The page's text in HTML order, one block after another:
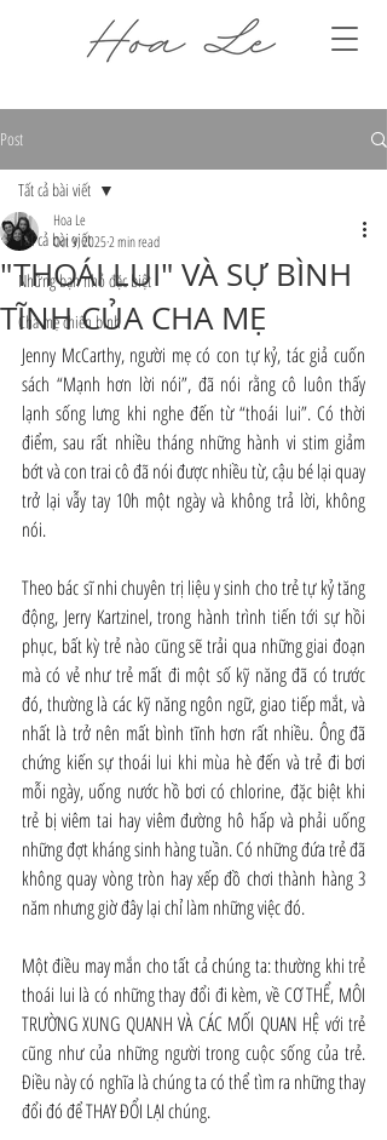
Post
Tất cả bài viết
Những bạn nhỏ đặc biệt
Cha mẹ chiến binh
Tất cả bài viết
"THOÁI LUI" VÀ SỰ BÌNH
TĨNH CỦA CHA MẸ
Hoa Le
Oct 9, 20252 min read
Jenny McCarthy, người mẹ có con tự kỷ, tác giả cuốn
sách “Mạnh hơn lời nói”, đã nói rằng cô luôn thấy
lạnh sống lưng khi nghe đến từ “thoái lui”. Có thời
điểm, sau rất nhiều tháng những hành vi stim giảm
bớt và con trai cô đã nói được nhiều từ, cậu bé lại quay
trở lại vẫy tay 10h một ngày và không trả lời, không
nói.
Theo bác sĩ nhi chuyên trị liệu y sinh cho trẻ tự kỷ tăng
động, Jerry Kartzinel, trong hành trình tiến tới sự hồi
phục, bất kỳ trẻ nào cũng sẽ trải qua những giai đoạn
mà có vẻ như trẻ mất đi một số kỹ năng đã có trước
đó, thường là các kỹ năng ngôn ngữ, giao tiếp mắt, và
nhất là trở nên mất bình tĩnh hơn rất nhiều. Ông đã
chứng kiến sự thoái lui khi mùa hè đến và trẻ đi bơi
mỗi ngày, uống nước hồ bơi có chlorine, đặc biệt khi
trẻ bị viêm tai hay viêm đường hô hấp và phải uống
những đợt kháng sinh hàng tuần. Có những đứa trẻ đã
không quay vòng tròn hay xếp đồ chơi thành hàng 3
năm nhưng giờ đây lại chỉ làm những việc đó.
Một điều may mắn cho tất cả chúng ta: thường khi trẻ
thoái lui là có những thay đổi đi kèm, về CƠ THỂ, MÔI
TRƯỜNG XUNG QUANH VÀ CÁC MỐI QUAN HỆ với trẻ
cũng như của những người trong cuộc sống của trẻ.
Điều này có nghĩa là chúng ta có thể tìm ra những thay
đổi đó để THAY ĐỔI LẠI chúng.